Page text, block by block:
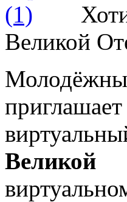
Великой
Великой